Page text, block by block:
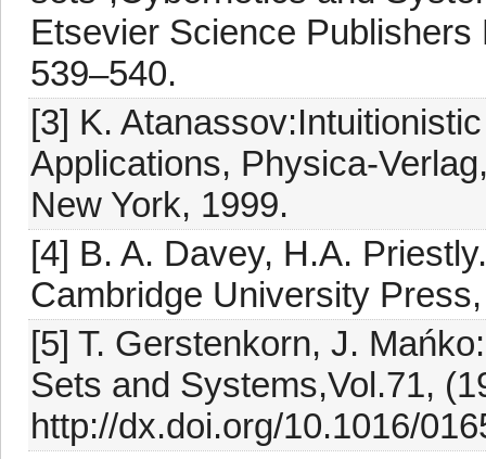
Etsevier Science
539–540.
[3] K.
Applications, Physica-
New York, 1999.
[4] B. A. Davey, H.A.
Cambridge University
[5] T. Gerstenkorn, J.
Sets and Systems,Vol.71,
http://dx.doi.org/10.1016/